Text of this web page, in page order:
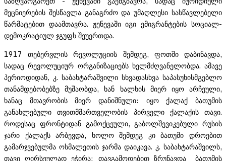
მეცნიერების შესწავლა განაგრძო და უმაღლესი სასწავლებელი
წარმატებით დაამთავრა. ჟენევაში იგი ემიგრანტების სოციალ-
დემოკრატიულ ჯგუფს შეუერთდა.
1917 თებერვლის რევოლუციის შემდეგ, ფოთში დაბინავდა,
სადაც რევოლუციურ ორგანიზაციებს ხელმძღვანელობდა. ამავე
პერიოდიდან, კ. საბახტარაშვილი სხვადასხვა საპასუხისმგებლო
თანამდებობებზე მუშაობდა, ხან ხალხის მიერ იყო არჩეული,
ხანაც მთავრობის მიერ დანიშნული: იყო ქალაქ ბათუმის
განახლებული თვითმმართველობის პირველი ქალაქის თავი.
როდესაც ფრონტიდან გამოქცეული, გაბოლშევიკებული რუსის
ჯარი ქალაქს არბევდა, ხოლო შემდეგ კი ბათუმი დროებით
გამარჯვებულმა ოსმალეთის ჯარმა დაიკავა. კ. საბახტარაშვილს,
თავი ღირსეულად ეჭირა; თავგამოდებით ზრუნავდა ბათუმის